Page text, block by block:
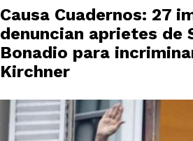
Causa Cuadernos: 27
denuncian aprietes de
Bonadio para
Kirchner